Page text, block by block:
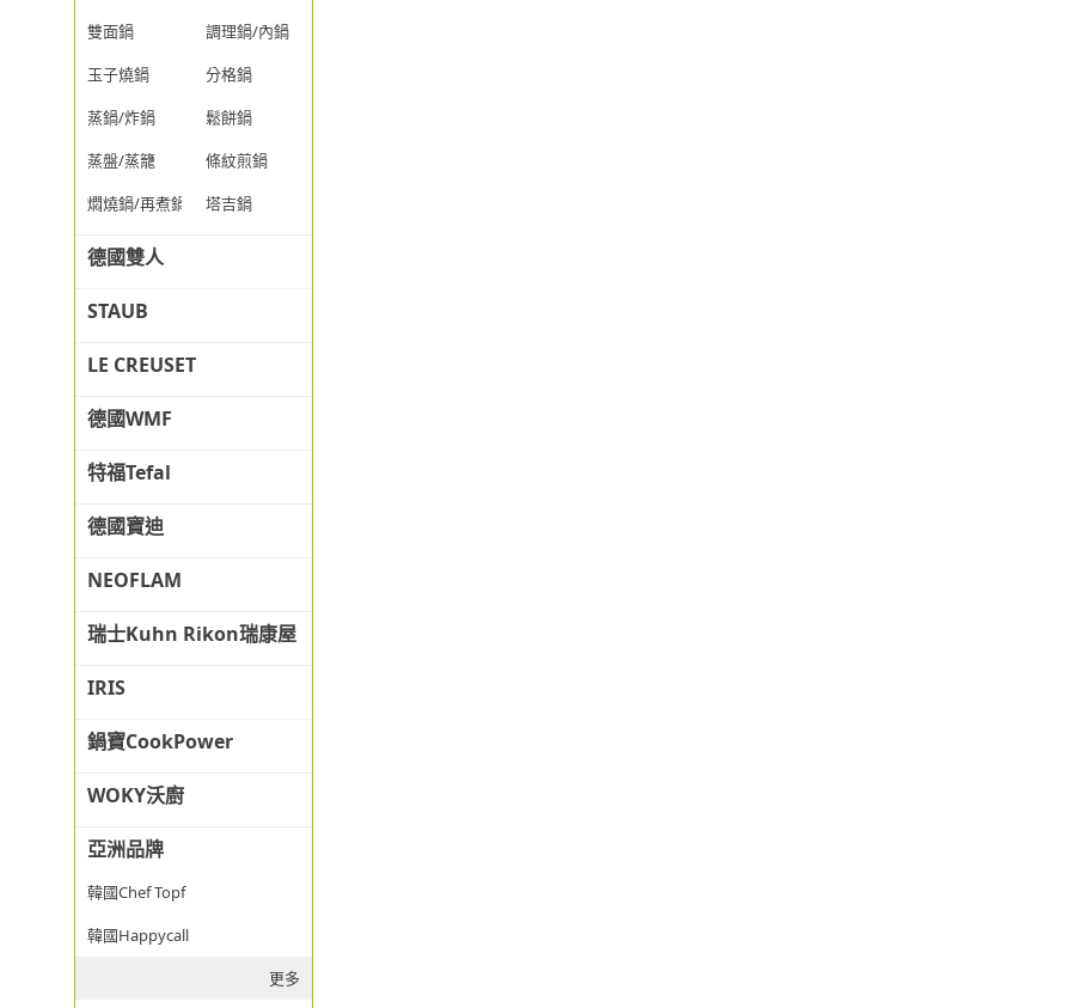
雙面鍋
調理鍋/內鍋
玉子燒鍋
分格鍋
蒸鍋/炸鍋
鬆餅鍋
蒸盤/蒸籠
條紋煎鍋
燜燒鍋/再煮鍋
塔吉鍋
德國雙人
STAUB
LE CREUSET
德國WMF
特福Tefal
德國寶迪
NEOFLAM
瑞士Kuhn Rikon瑞康屋
IRIS
鍋寶CookPower
WOKY沃廚
亞洲品牌
韓國Chef Topf
韓國Happycall
更多